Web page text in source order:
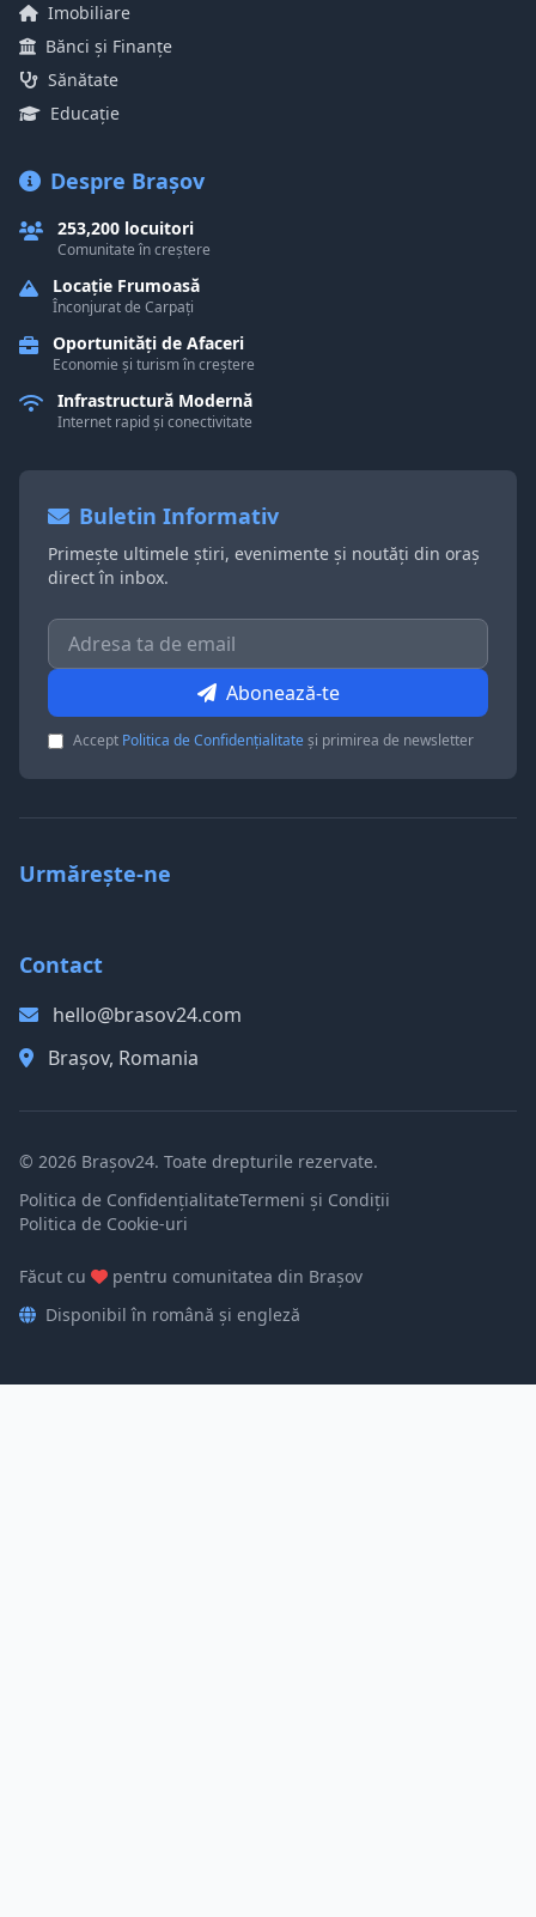
Imobiliare
Bănci și Finanțe
Sănătate
Educație
Despre Brașov
253,200 locuitori
Comunitate în creștere
Locație Frumoasă
Înconjurat de Carpați
Oportunități de Afaceri
Economie și turism în creștere
Infrastructură Modernă
Internet rapid și conectivitate
Buletin Informativ
Primește ultimele știri, evenimente și noutăți din oraș
direct în inbox.
Abonează-te
Accept Politica de Confidențialitateși primirea de newsletter
Urmărește-ne
Contact
hello@brasov24.com
Brașov, Romania
© 2026 Brașov24. Toate drepturile rezervate.
Politica de ConfidențialitateTermeni și Condiții
Politica de Cookie-uri
Făcut cu
pentru comunitatea din Brașov
Disponibil în română și engleză